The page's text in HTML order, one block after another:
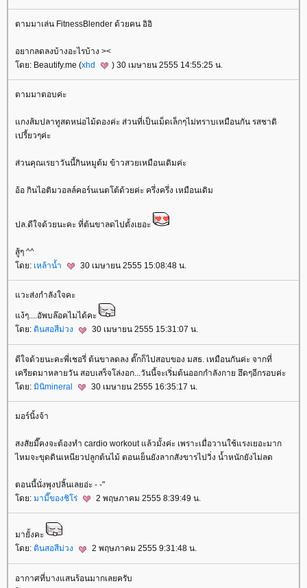
ตามมาเล่น FitnessBlender ด้วยคน อิอิ
อยากลดลงบ้างอะไรบ้าง ><
ดย: Beautify.me (xhd ) 30 เมษายน 2555 14:55:25 น.
ตามมาตอบค่ะ
กงส้มปลาทูสดหน่อไม้ดองค่ะ ส่วนที่เป็นเม็ดเล็กๆไม่ทราบเหมือนกัน รสชาติ
เปรี้ยวๆค่ะ
ส่วนคุณเรยาวันนี้กินหมูต้ม ข้าวสวยเหมือนเดิมค่ะ
อ้อ กินไอติมวอลล์คอร์นเนตโต้ด้วยค่ะ ครึ่งครึ่ง เหมือนเดิม
ปล.ดีใจด้วยนะคะ ที่ต้นขาลดไปตั้งเยอะ
สู้ๆ ^^
ดย: เหล้าน้ำ 30 เมษายน 2555 15:08:48 น.
วะส่งกำลังใจคะ
ง้ๆ....อัพบล๊อคไมได้คะ
ดย: ดินสอสีม่วง 30 เมษายน 2555 15:31:07 น.
ดีใจด้วยนะคะพี่เชอรี่ ต้นขาลดลง ตั๊กก็ไปสอบของ มสธ. เหมือนกันค่ะ จากที่
เครียดมาหลายวัน สอบเสร็จโล่งอก...วันนี้จะเริ่มต้นออกกำลังกาย ฮึดๆอีกรอบค่ะ
ดย: มินิmineral 30 เมษายน 2555 16:35:17 น.
มอร์นิ้งจ้า
สงสัยมี๊คงจะต้องทำ cardio workout แล้วมั้งค่ะ เพราะเมื่อวานใช้แรงเยอะมาก
ไหมจะขุดดินเหนียวปลูกต้นไม้ ตอนเย็นยังลากสังขารไปวิ่ง น้ำหนักยังไม่ลด
ตอนนี้นั่งพุงปลิ้นเลยอ่ะ - -"
ดย: มามี๊ของชิโร่ 2 พฤษภาคม 2555 8:39:49 น.
มายั้งคะ
ดย: ดินสอสีม่วง 2 พฤษภาคม 2555 9:31:48 น.
อากาศที่บางแสนร้อนมากเลยครับ